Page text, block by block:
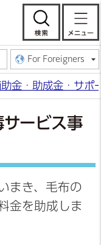
常陸大宮市公
検
For Foreigners
金・助成金・サポ
ービス事
まき、毛布の
金を助成しま